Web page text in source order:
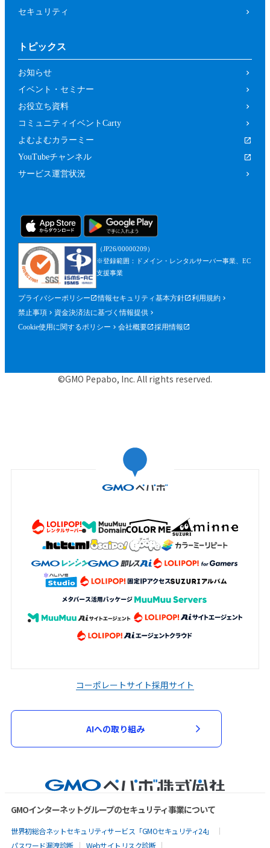
セキュリティ
トピックス
お知らせ
イベント・セミナー
お役立ち資料
コミュニティイベントCarty
よむよむカラーミー
YouTubeチャンネル
サービス運営状況
（JP26/00000209）
※登録範囲：ドメイン・レンタルサーバー事業、EC
支援事業
プライバシーポリシー 情報セキュリティ基本方針
利用規約
禁止事項
資金決済法に基づく情報提供
Cookie使用に関するポリシー
会社概要 採用情報
©GMO Pepabo, Inc. All rights reserved.
コーポレートサイト採用サイト
AIへの取り組み
GMOインターネットグループのセキュリティ事業について
世界初総合ネットセキュリティサービス「GMOセキュリティ24」
パスワード漏洩診断
Webサイトリスク診断